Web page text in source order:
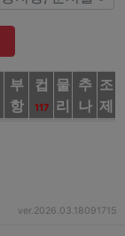
부
항
컵
117
물
리
추
나
조
제
ver.2026.03.18091715